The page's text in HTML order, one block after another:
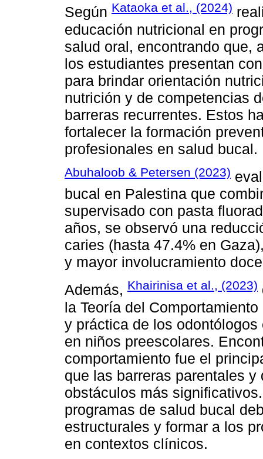
Según Kataoka et al., (2024)
educación nutricional en
salud oral, encontrando que,
los estudiantes presentan
para brindar orientación
nutrición y de competencias
barreras recurrentes. Estos
fortalecer la formación
profesionales en salud bucal.
Abuhaloob & Petersen (2023)
bucal en Palestina que
supervisado con pasta
años, se observó una
caries (hasta 47.4% en
y mayor involucramiento
Además, Khairinisa et al., (2023)
la Teoría del
y práctica de los
en niños preescolares.
comportamiento fue el
que las barreras parentales
obstáculos más
programas de salud bucal
estructurales y formar a los
en contextos clínicos.